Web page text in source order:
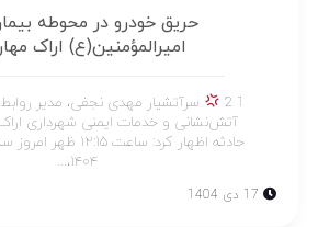
حریق خودرو در محوطه
امیرالمؤمنین(ع) اراک
1 2
سرآتشیار مهدی نجفی، مدیر
آتش‌نشانی و خدمات ایمنی شهرداری
۱۴۰۴،...
17 دی 1404